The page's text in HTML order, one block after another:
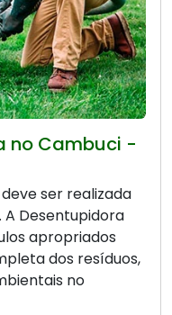
no Cambuci -
ser realizada
Desentupidora
apropriados
dos resíduos,
no